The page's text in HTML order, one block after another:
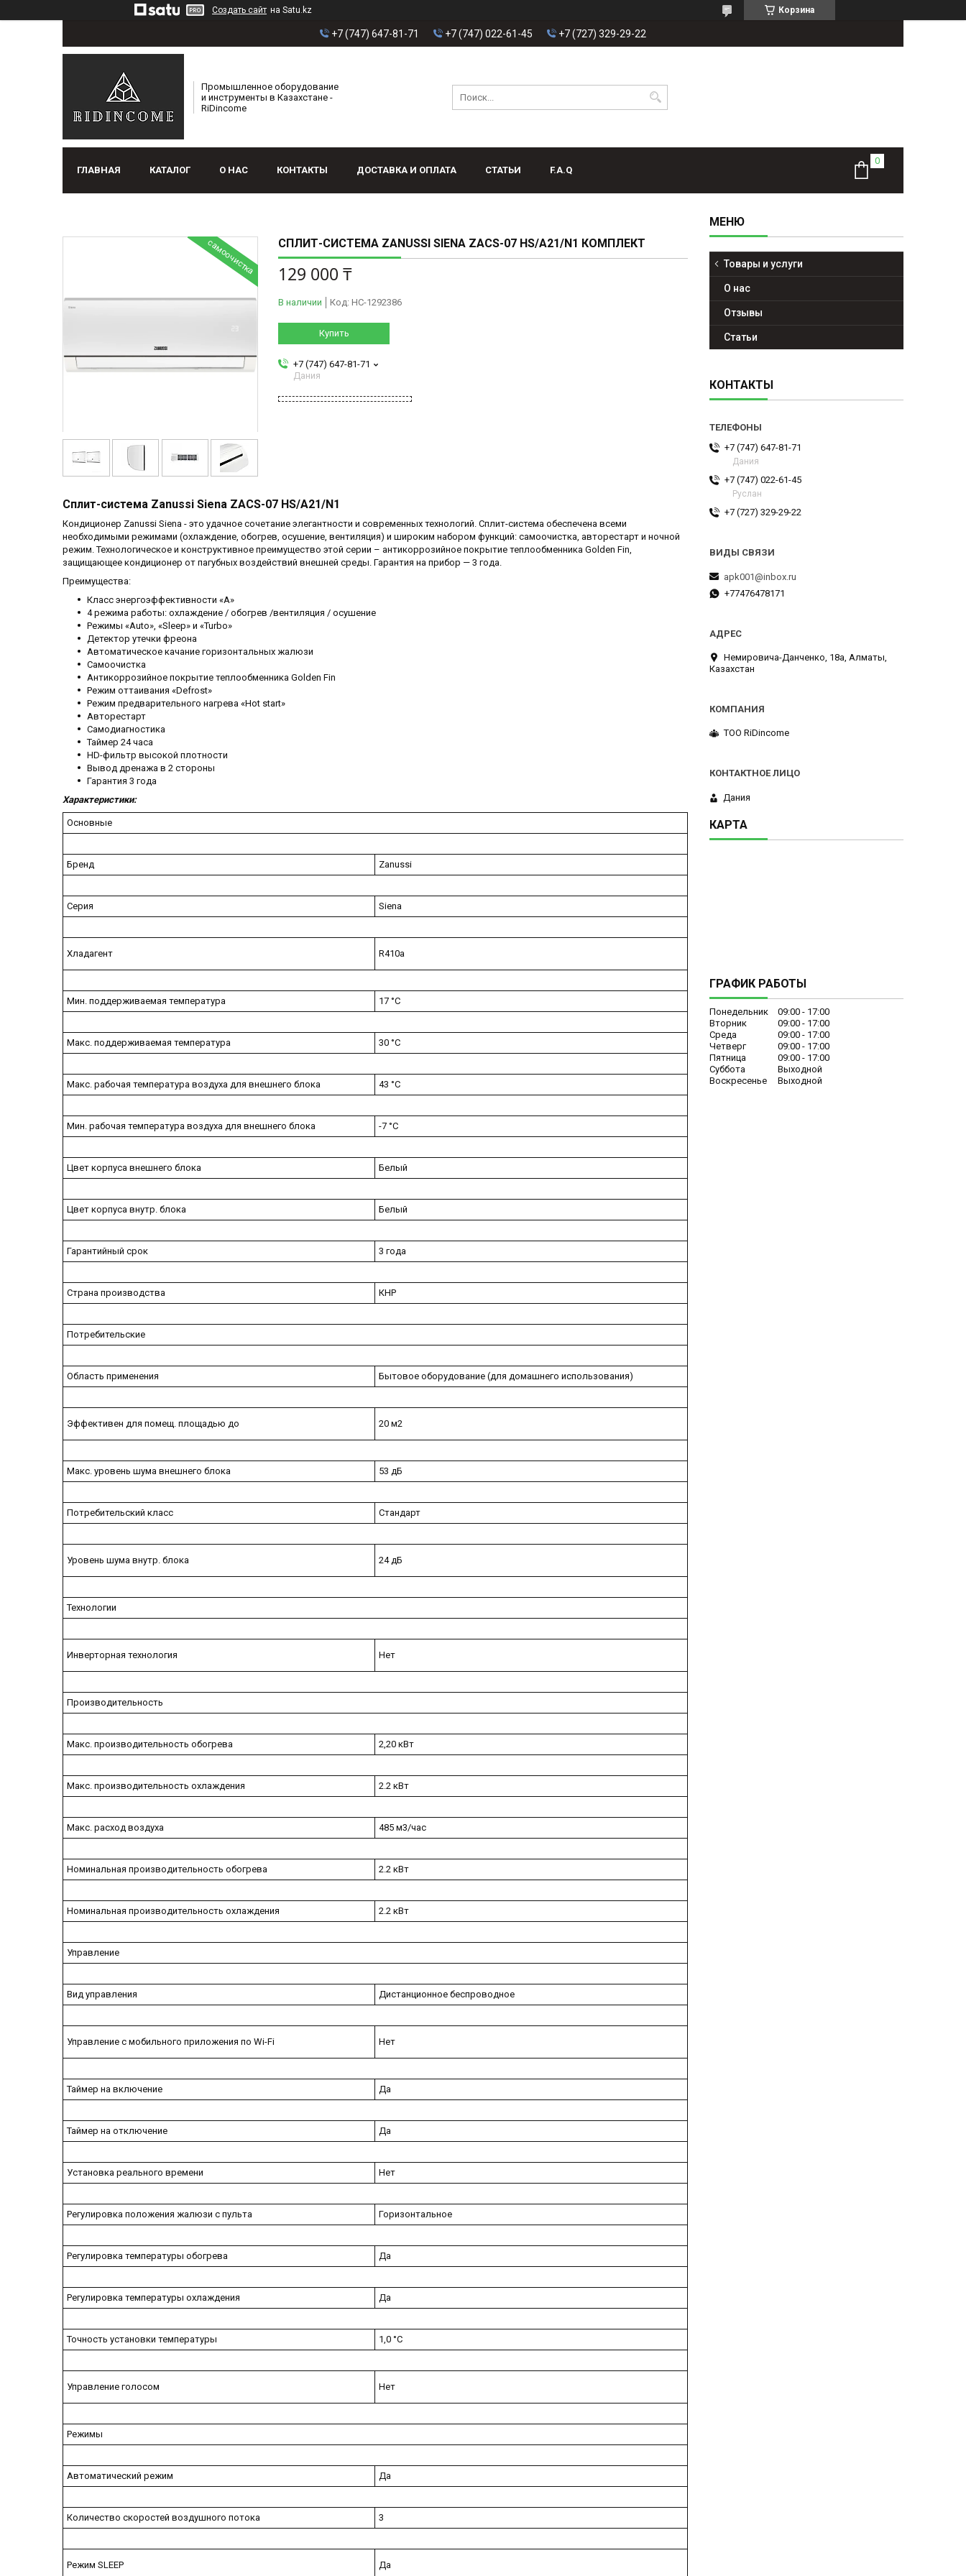
Создать сайт на Satu.kz Корзина
+7 (747) 647-81-71 +7 (747) 022-61-45 +7 (727) 329-29-22
Промышленное оборудование
и инструменты в Казахстане -
RiDincome
ГЛАВНАЯ КАТАЛОГ О НАС КОНТАКТЫ ДОСТАВКА И ОПЛАТА СТАТЬИ F.A.Q
самоочистка СПЛИТ-СИСТЕМА ZANUSSI SIENA ZACS-07 HS/A21/N1 КОМПЛЕКТ
129 000 ₸
В наличии Код: НС-1292386
Купить
+7 (747) 647-81-71
Дания
Сплит-система Zanussi Siena ZACS-07 HS/A21/N1
Кондиционер Zanussi Siena - это удачное сочетание элегантности и современных технологий. Сплит-система обеспечена всеми
необходимыми режимами (охлаждение, обогрев, осушение, вентиляция) и широким набором функций: самоочистка, авторестарт и ночной
режим. Технологическое и конструктивное преимущество этой серии – антикоррозийное покрытие теплообменника Golden Fin,
защищающее кондиционер от пагубных воздействий внешней среды. Гарантия на прибор — 3 года.
Преимущества:
Класс энергоэффективности «A»
4 режима работы: охлаждение / обогрев /вентиляция / осушение
Режимы «Auto», «Sleep» и «Turbo»
Детектор утечки фреона
Автоматическое качание горизонтальных жалюзи
Самоочистка
Антикоррозийное покрытие теплообменника Golden Fin
Режим оттаивания «Defrost»
Режим предварительного нагрева «Hot start»
Авторестарт
Самодиагностика
Таймер 24 часа
HD-фильтр высокой плотности
Вывод дренажа в 2 стороны
Гарантия 3 года
Характеристики:
Основные
Бренд Zanussi
Серия Siena
Хладагент R410a
Мин. поддерживаемая температура 17 °С
Макс. поддерживаемая температура 30 °С
Макс. рабочая температура воздуха для внешнего блока 43 °С
Мин. рабочая температура воздуха для внешнего блока -7 °С
Цвет корпуса внешнего блока Белый
Цвет корпуса внутр. блока Белый
Гарантийный срок 3 года
Страна производства КНР
Потребительские
Область применения Бытовое оборудование (для домашнего использования)
Эффективен для помещ. площадью до 20 м2
Макс. уровень шума внешнего блока 53 дБ
Потребительский класс Стандарт
Уровень шума внутр. блока 24 дБ
Технологии
Инверторная технология Нет
Производительность
Макс. производительность обогрева 2,20 кВт
Макс. производительность охлаждения 2.2 кВт
Макс. расход воздуха 485 м3/час
Номинальная производительность обогрева 2.2 кВт
Номинальная производительность охлаждения 2.2 кВт
Управление
Вид управления Дистанционное беспроводное
Управление c мобильного приложения по Wi-Fi Нет
Таймер на включение Да
Таймер на отключение Да
Установка реального времени Нет
Регулировка положения жалюзи с пульта Горизонтальное
Регулировка температуры обогрева Да
Регулировка температуры охлаждения Да
Точность установки температуры 1,0 °С
Управление голосом Нет
Режимы
Автоматический режим Да
Количество скоростей воздушного потока 3
Режим SLEEP Да
Товары и услуги
О нас
Отзывы
Статьи
КОНТАКТЫ
+7 (747) 647-81-71
Дания
+7 (747) 022-61-45
Руслан
+7 (727) 329-29-22
apk001@inbox.ru
+77476478171
Немировича-Данченко, 18а, Алматы,
Казахстан
ТОО RiDincome
Дания
КАРТА
ГРАФИК РАБОТЫ
Понедельник 09:00
17:00
Вторник
09:00
17:00
Среда
09:00
17:00
Четверг
09:00
17:00
Пятница
09:00
17:00
Суббота
Выходной
Воскресенье
Выходной